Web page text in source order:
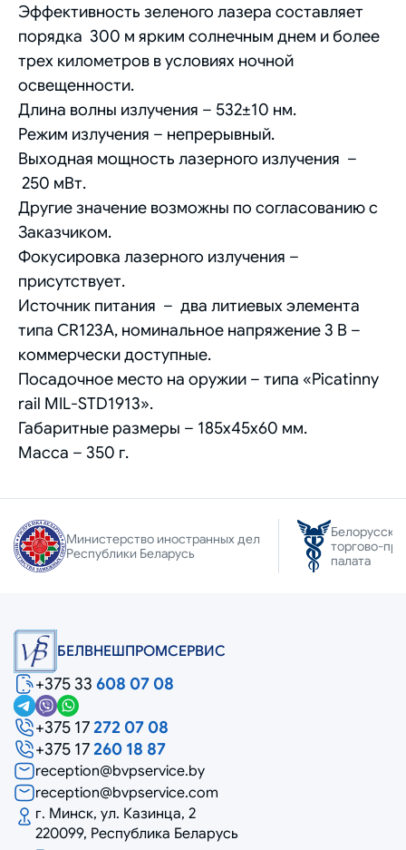
Эффективность зеленого лазера составляет
порядка 300 м ярким солнечным днем и более
трех километров в условиях ночной
освещенности.
Длина волны излучения – 532±10 нм.
Режим излучения – непрерывный.
Выходная мощность лазерного излучения –
250 мВт.
Другие значение возможны по согласованию с
Заказчиком.
Фокусировка лазерного излучения –
присутствует.
Источник питания – два литиевых элемента
типа CR123А, номинальное напряжение 3 В –
коммерчески доступные.
Посадочное место на оружии – типа «Picatinny
rail MIL-STD1913».
Габаритные размеры – 185х45х60 мм.
Масса – 350 г.
Министерство иностранных дел
Республики Беларусь
Белорусская
торгово-
палата
БЕЛВНЕШПРОМСЕРВИС
+375 33 608 07 08
+375 17 272 07 08
+375 17 260 18 87
reception@bvpservice.by
reception@bvpservice.com
г. Минск, ул. Казинца, 2
220099, Республика Беларусь